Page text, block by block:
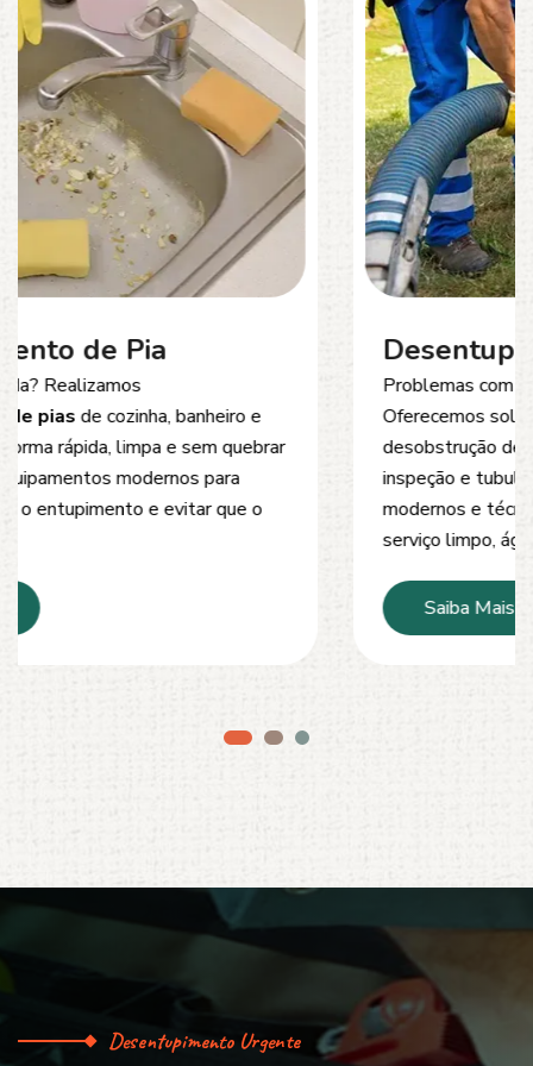
Desentupimento de Esgoto
Problemas com entupimento de esgoto?
Oferecemos soluções rápidas e eficientes para
desobstrução de redes de esgoto, caixas de
inspeção e tubulações. Utilizamos equipamentos
modernos e técnicas seguras que garantem um
serviço limpo, ágil e sem danos à estrutura.
Desentupimento Urgente